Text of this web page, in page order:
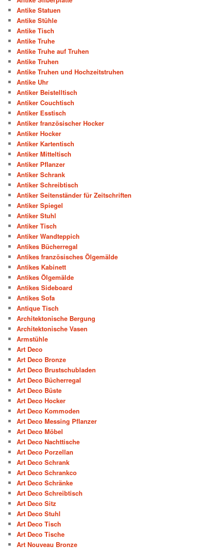
Antike Statuen
Antike Stühle
Antike Tisch
Antike Truhe
Antike Truhe auf Truhen
Antike Truhen
Antike Truhen und Hochzeitstruhen
Antike Uhr
Antiker Beistelltisch
Antiker Couchtisch
Antiker Esstisch
Antiker französischer Hocker
Antiker Hocker
Antiker Kartentisch
Antiker Mitteltisch
Antiker Pflanzer
Antiker Schrank
Antiker Schreibtisch
Antiker Seitenständer für Zeitschriften
Antiker Spiegel
Antiker Stuhl
Antiker Tisch
Antiker Wandteppich
Antikes Bücherregal
Antikes französisches Ölgemälde
Antikes Kabinett
Antikes Ölgemälde
Antikes Sideboard
Antikes Sofa
Antique Tisch
Architektonische Bergung
Architektonische Vasen
Armstühle
Art Deco
Art Deco Bronze
Art Deco Brustschubladen
Art Deco Bücherregal
Art Deco Büste
Art Deco Hocker
Art Deco Kommoden
Art Deco Messing Pflanzer
Art Deco Möbel
Art Deco Nachttische
Art Deco Porzellan
Art Deco Schrank
Art Deco Schrankco
Art Deco Schränke
Art Deco Schreibtisch
Art Deco Sitz
Art Deco Stuhl
Art Deco Tisch
Art Deco Tische
Art Nouveau Bronze